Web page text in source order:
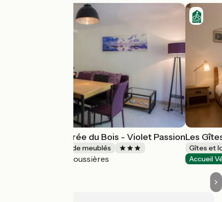
Les Gîtes de l'Orée du Bois - Violet Passion
Gîtes et locations de meublés
Boussières
Les
Gîtes et
Accueil